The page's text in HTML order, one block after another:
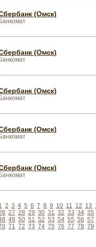
(Омск)
Банкомат
(Омск)
Банкомат
(Омск)
Банкомат
(Омск)
Банкомат
(Омск)
Банкомат
2 3 4 5 6 7 8 9 10 11 12 13
27 28 29 30 31 32 33 34 35
49 50 51 52 53 54 55 56 57
71 72 73 74 75 76 77 78 79